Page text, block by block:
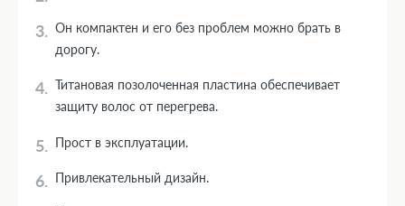
Он компактен и его без проблем можно брать в
дорогу.
Титановая позолоченная пластина обеспечивает
защиту волос от перегрева.
Прост в эксплуатации.
Привлекательный дизайн.